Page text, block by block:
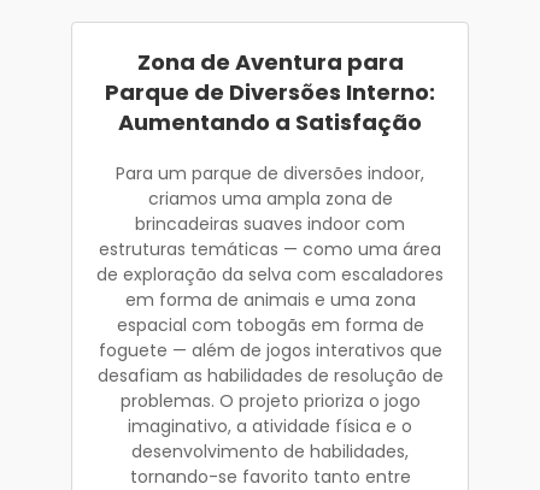
Zona de Aventura para
Parque de Diversões Interno:
Aumentando a Satisfação
Para um parque de diversões indoor,
criamos uma ampla zona de
brincadeiras suaves indoor com
estruturas temáticas — como uma área
de exploração da selva com escaladores
em forma de animais e uma zona
espacial com tobogãs em forma de
foguete — além de jogos interativos que
desafiam as habilidades de resolução de
problemas. O projeto prioriza o jogo
imaginativo, a atividade física e o
desenvolvimento de habilidades,
tornando-se favorito tanto entre